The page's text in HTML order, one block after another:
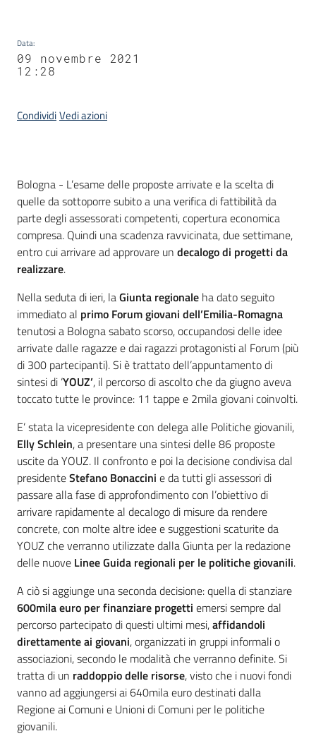
Data:
09 novembre 2021
12:28
CondividiVedi azioni
Contenuto
Bologna - L’esame delle proposte arrivate e la scelta di
quelle da sottoporre subito a una verifica di fattibilità da
parte degli assessorati competenti, copertura economica
compresa. Quindi una scadenza ravvicinata, due settimane,
entro cui arrivare ad approvare un decalogo di progetti da
realizzare.
Nella seduta di ieri, laGiunta regionale ha dato seguito
immediato al primo Forum giovani dell’Emilia-Romagna
tenutosi a Bologna sabato scorso, occupandosi delle idee
arrivate dalle ragazze e dai ragazzi protagonisti al Forum (più
di 300 partecipanti). Si è trattato dell’appuntamento di
sintesi di ‘YOUZ’, il percorso di ascolto che da giugno aveva
toccato tutte le province: 11 tappe e 2mila giovani coinvolti.
E’ stata la vicepresidente con delega alle Politiche giovanili,
Elly Schlein, a presentare una sintesi delle 86 proposte
uscite da YOUZ. Il confronto e poi la decisione condivisa dal
presidenteStefano Bonaccini e da tutti gli assessori di
passare alla fase di approfondimento con l’obiettivo di
arrivare rapidamente al decalogo di misure da rendere
concrete, con molte altre idee e suggestioni scaturite da
YOUZ che verranno utilizzate dalla Giunta per la redazione
delle nuove Linee Guida regionali per le politiche giovanili.
A ciò si aggiunge una seconda decisione: quella di stanziare
600mila euro per finanziare progetti emersi sempre dal
percorso partecipato di questi ultimi mesi,affidandoli
direttamente ai giovani, organizzati in gruppi informali o
associazioni, secondo le modalità che verranno definite. Si
tratta di un raddoppio delle risorse, visto che i nuovi fondi
vanno ad aggiungersi ai 640mila euro destinati dalla
Regione ai Comuni e Unioni di Comuni per le politiche
giovanili.